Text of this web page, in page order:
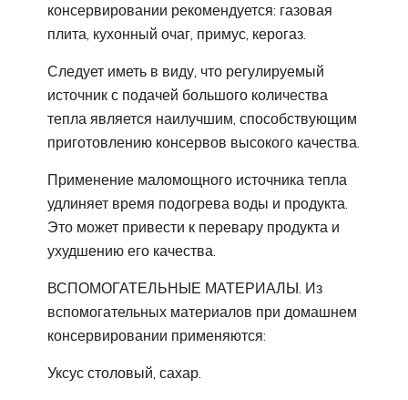
консервировании рекомендуется: газовая
плита, кухонный очаг, примус, керогаз.
Следует иметь в виду, что регулируемый
источник с подачей большого количества
тепла является наилучшим, способствующим
приготовлению консервов высокого качества.
Применение маломощного источника тепла
удлиняет время подогрева воды и продукта.
Это может привести к перевару продукта и
ухудшению его качества.
ВСПОМОГАТЕЛЬНЫЕ МАТЕРИАЛЫ. Из
вспомогательных материалов при домашнем
консервировании применяются:
Уксус столовый, сахар.